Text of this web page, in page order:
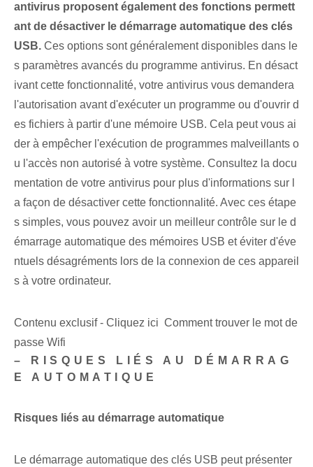
antivirus proposent également des fonctions permett
ant de désactiver le démarrage automatique des clés
USB. Ces options sont généralement disponibles dans le
s paramètres avancés du programme antivirus. En désact
ivant cette fonctionnalité, votre antivirus vous demandera
l'autorisation avant d'exécuter un programme ou d'ouvrir d
es fichiers⁢ à partir d'une mémoire USB. Cela peut vous ai
der à empêcher‌ l'exécution de programmes malveillants o
u l'accès non autorisé à votre⁤ système. Consultez la docu
mentation de votre antivirus pour plus d'informations sur l
a façon de désactiver cette fonctionnalité. ‌Avec ces étape
s simples, vous pouvez ⁢avoir un meilleur ⁢contrôle sur le d
émarrage automatique des mémoires USB et éviter d'éve
ntuels désagréments lors de la connexion de ces appareil
s à votre ordinateur.
Contenu exclusif - Cliquez ici Comment trouver le mot de
passe Wifi
– RISQUES LIÉS AU DÉMARRAG
E AUTOMATIQUE⁣
Risques liés au démarrage automatique
Le démarrage automatique des clés USB peut présenter